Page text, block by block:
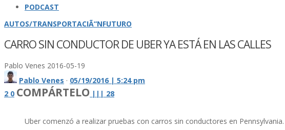
PODCAST
AUTOS/TRANSPORTACIÃ“NFUTURO
CARRO SIN CONDUCTOR DE UBER YA ESTÁ EN LAS CALLES
Pablo Venes 2016-05-19
Pablo Venes · 05/19/2016 | 5:24 pm
2 0 COMPÁRTELO | | | 28
Uber comenzó a realizar pruebas con carros sin conductores en